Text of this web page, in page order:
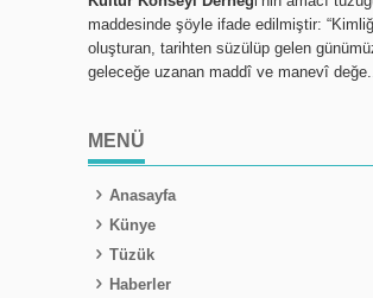
maddesinde şöyle ifade edilmiştir:
oluşturan, tarihten süzülüp gelen
geleceğe uzanan maddî ve manevî
MENÜ
Anasayfa
Künye
Tüzük
Haberler